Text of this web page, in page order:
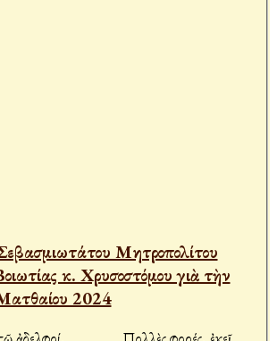
Μητροπολίτου
κ. Χρυσοστόμου γιὰ τὴν
2024